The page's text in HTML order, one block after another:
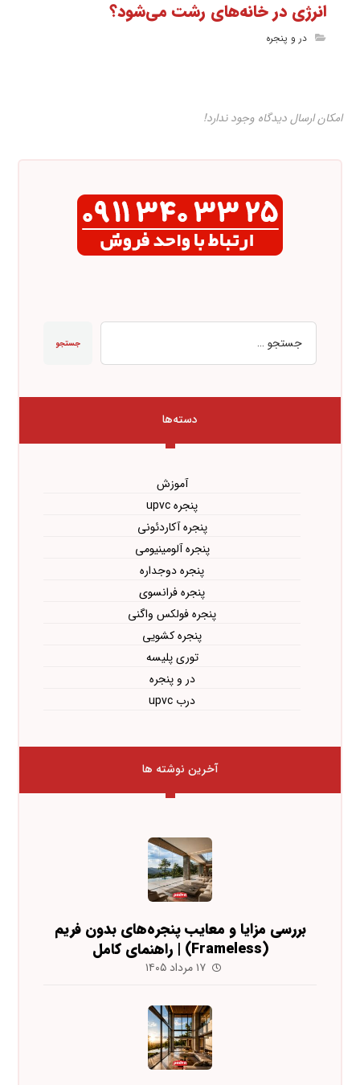
انرژی در خانه‌های رشت می‌شود؟
در و پنجره
امکان ارسال دیدگاه وجود ندارد!
جستجو
دسته‌ها
آموزش
پنجره upvc
پنجره آکاردئونی
پنجره آلومینیومی
پنجره دوجداره
پنجره فرانسوی
پنجره فولکس واگنی
پنجره کشویی
توری پلیسه
در و پنجره
درب upvc
آخرین نوشته ها
بررسی مزایا و معایب پنجره‌های بدون فریم
(Frameless) | راهنمای کامل
۱۷ مرداد ۱۴۰۵